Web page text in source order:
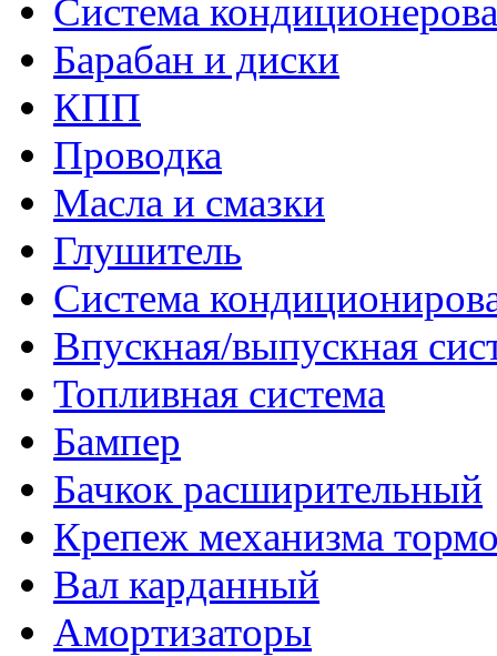
Система
Барабан и диски
КПП
Проводка
Масла и смазки
Глушитель
Система
Впускная/выпускная
Топливная система
Бампер
Бачкок расширительный
Крепеж механизма
Вал карданный
Амортизаторы